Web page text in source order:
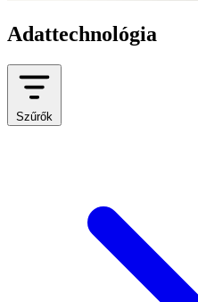
Adattechnológia
Szűrők